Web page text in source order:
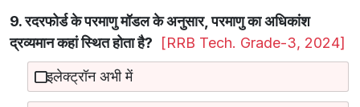
9. रदरफोर्ड के परमाणु मॉडल के अनुसार, परमाणु का अधिकांश
द्रव्यमान कहां स्थित होता है?
[RRB Tech. Grade-3, 2024]
इलेक्ट्रॉन अभी में